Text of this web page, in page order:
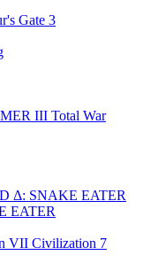
Gate 3
Total War
EATER
Civilization 7